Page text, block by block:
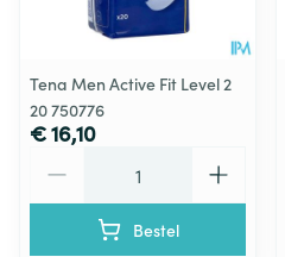
Tena Men Active Fit Level 2
20 750776
€ 16,10
Bestel